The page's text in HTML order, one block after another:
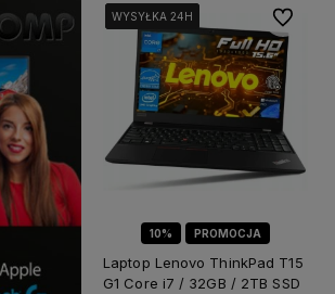
10% PROMOCJA
WYSYŁKA 24H
WYSYŁKA 24H
WYSYŁKA 24H
WYSYŁKA 24H
Laptop Lenovo ThinkPad T15
G1 Core i7 / 32GB / 2TB SSD
Do